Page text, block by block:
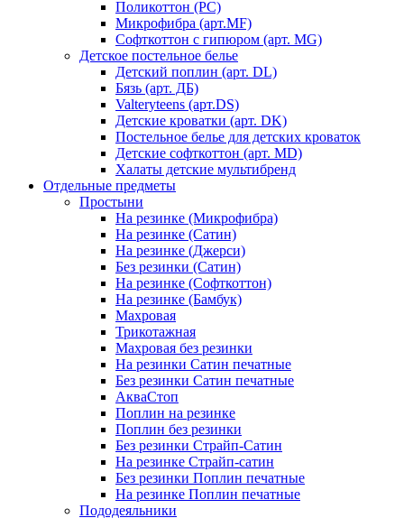
Поликоттон (PC)
Микрофибра (арт.MF)
Софткоттон с гипюром (арт. MG)
Детское постельное белье
Детский поплин (арт. DL)
Бязь (арт. ДБ)
Valteryteens (арт.DS)
Детские кроватки (арт. DK)
Постельное белье для детских кроваток
Детские софткоттон (арт. MD)
Халаты детские мультибренд
Отдельные предметы
Простыни
На резинке (Микрофибра)
На резинке (Сатин)
На резинке (Джерси)
Без резинки (Сатин)
На резинке (Софткоттон)
На резинке (Бамбук)
Махровая
Трикотажная
Махровая без резинки
На резинки Сатин печатные
Без резинки Сатин печатные
АкваСтоп
Поплин на резинке
Поплин без резинки
Без резинки Страйп-Сатин
На резинке Страйп-сатин
Без резинки Поплин печатные
На резинке Поплин печатные
Пододеяльники